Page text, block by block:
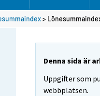
>
Denna sida är
Uppgifter som
webbplatsen.